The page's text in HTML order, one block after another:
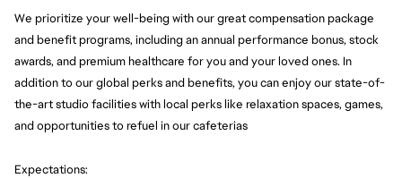
We prioritize your well-being with our great compensation package
and benefit programs, including an annual performance bonus, stock
awards, and premium healthcare for you and your loved ones. In
addition to our global perks and benefits, you can enjoy our state-of-
the-art studio facilities with local perks like relaxation spaces, games,
and opportunities to refuel in our cafeterias
Expectations: